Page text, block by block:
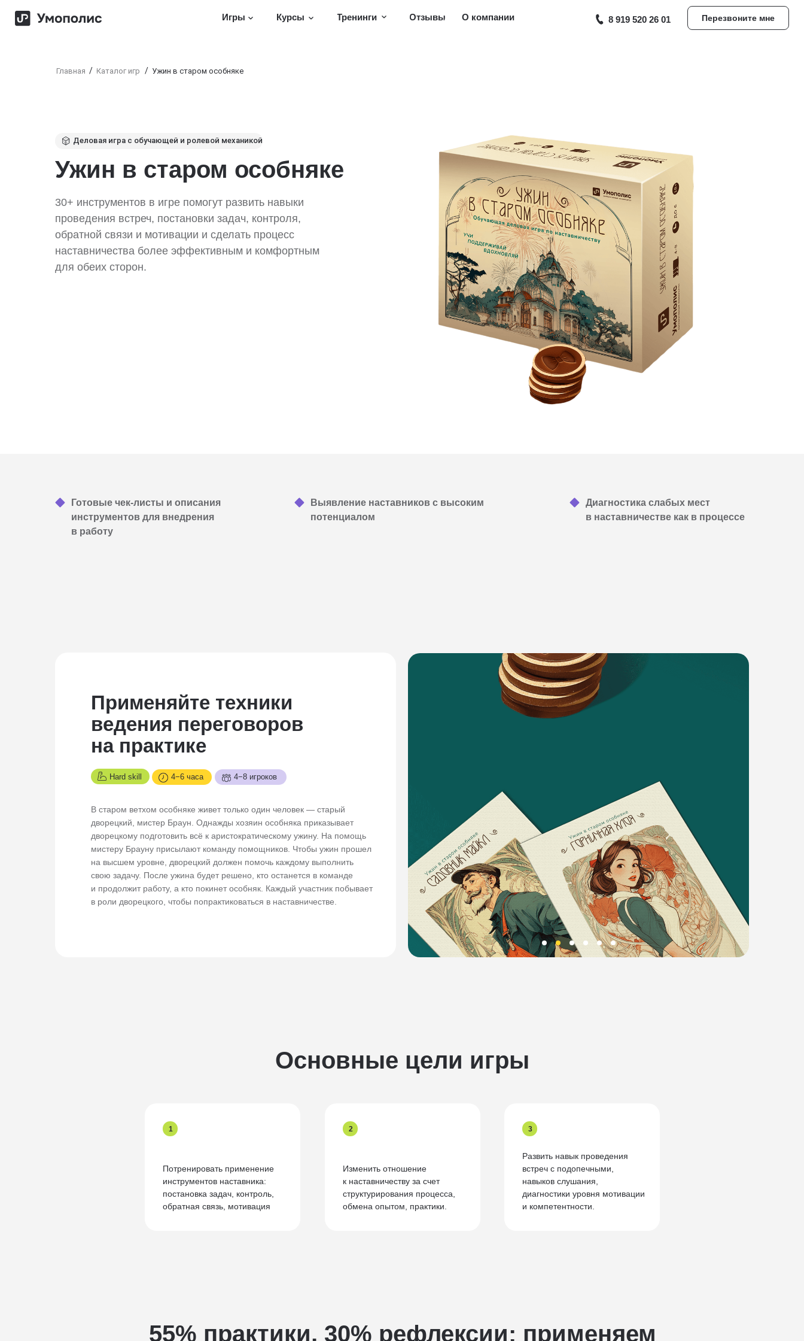
Перезвоните мне
8 919 520 26 01
Игры Курсы Тренинги Отзывы О компании
Ужин в старом особняке
Главная / Каталог игр / Ужин в старом особняке
30+ инструментов в игре помогут развить навыки
проведения встреч, постановки задач, контроля,
обратной связи и мотивации и сделать процесс
наставничества более эффективным и комфортным
для обеих сторон.
Деловая игра с обучающей и ролевой механикой
Готовые чек-листы и описания
инструментов для внедрения
в работу
Выявление наставников с высоким
потенциалом
Диагностика слабых мест
в наставничестве как в процессе
Применяйте техники
ведения переговоров
на практике
В старом ветхом особняке живет только один человек — старый
дворецкий, мистер Браун. Однажды хозяин особняка приказывает
дворецкому подготовить всё к аристократическому ужину. На помощь
мистеру Брауну присылают команду помощников. Чтобы ужин прошел
на высшем уровне, дворецкий должен помочь каждому выполнить
свою задачу. После ужина будет решено, кто останется в команде
и продолжит работу, а кто покинет особняк. Каждый участник побывает
в роли дворецкого, чтобы попрактиковаться в наставничестве.
4−6 часа 4−8 игроков
Hard skill
Потренировать применение
инструментов наставника:
постановка задач, контроль,
обратная связь, мотивация
1
Изменить отношение
к наставничеству за счет
структурирования процесса,
обмена опытом, практики.
2
Основные цели игры
Развить навык проведения
встреч с подопечными,
навыков слушания,
диагностики уровня мотивации
и компетентности.
3
55% практики, 30% рефлексии: применяем